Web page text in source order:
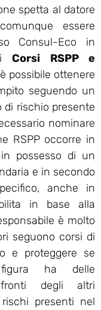
spetta al datore
essere
Consul-Eco in
iCorsi RSPP e
possibile ottenere
seguendo un
di rischio presente
nominare
RSPP occorre in
possesso di un
e in secondo
anche in
in base alla
è molto
seguono corsi di
e proteggere se
ha delle
degli altri
presenti nel